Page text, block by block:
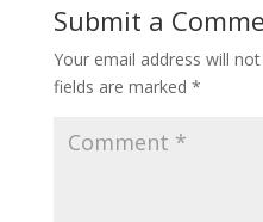
Submit a
Your email address will
fields are marked *